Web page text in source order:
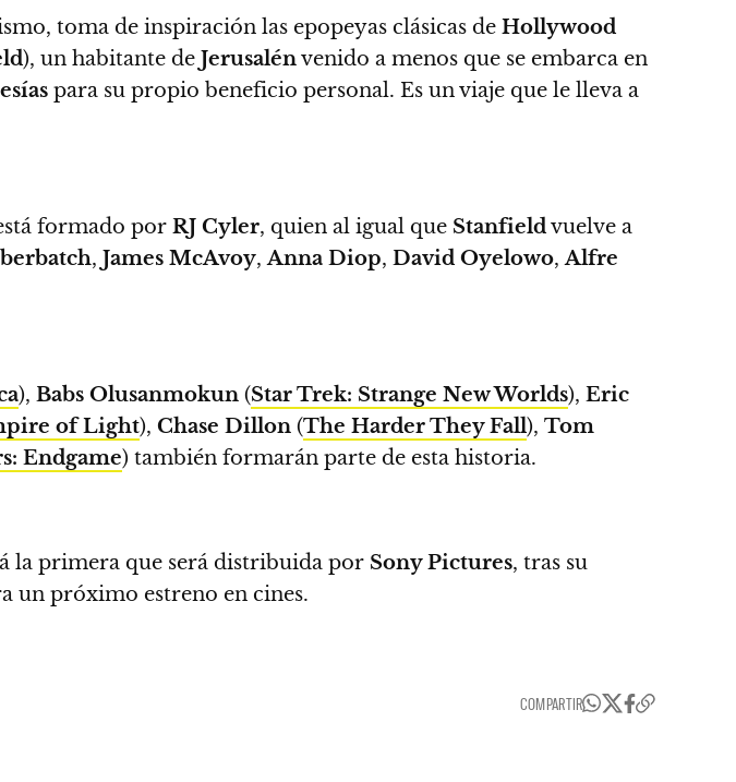
toma de inspiración las epopeyas clásicas de Hollywood
), un habitante de Jerusalénvenido a menos que se embarca en
para su propio beneficio personal. Es un viaje que le lleva a
formado por RJ Cyler, quien al igual que Stanfieldvuelve a
, James McAvoy,Anna Diop, David Oyelowo,Alfre
), Babs Olusanmokun (Star Trek: Strange New Worlds), Eric
of Light), Chase Dillon (The Harder They Fall), Tom
Endgame) también formarán parte de esta historia.
la primera que será distribuida por Sony Pictures, tras su
un próximo estreno en cines.
COMPARTIR